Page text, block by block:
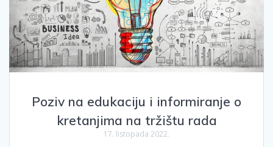
Poziv na edukaciju i informiranje o
kretanjima na tržištu rada
17. listopada 2022.